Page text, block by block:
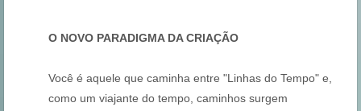
O NOVO PARADIGMA DA CRIAÇÃO
Você é aquele que caminha entre "Linhas do Tempo" e,
como um viajante do tempo, caminhos surgem